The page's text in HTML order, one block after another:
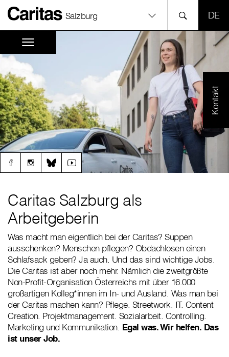
Salzburg
Kontakt
Caritas Salzburg als
Arbeitgeberin
Was macht man eigentlich bei der Caritas? Suppen
ausschenken? Menschen pflegen? Obdachlosen einen
Schlafsack geben? Ja auch. Und das sind wichtige Jobs.
Die Caritas ist aber noch mehr. Nämlich die zweitgrößte
Non-Profit-Organisation Österreichs mit über 16.000
großartigen Kolleg*innen im In- und Ausland. Was man bei
der Caritas machen kann? Pflege. Streetwork. IT. Content
Creation. Projektmanagement. Sozialarbeit. Controlling.
Marketing und Kommunikation. Egal was. Wir helfen. Das
ist unser Job.